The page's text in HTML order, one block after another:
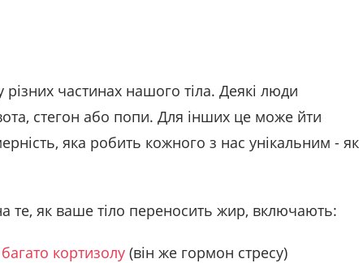
частинах нашого тіла. Деякі люди
стегон або попи. Для інших це може йти
яка робить кожного з нас унікальним - як
те, як ваше тіло переносить жир, включають:
кортизолу (він же гормон стресу)